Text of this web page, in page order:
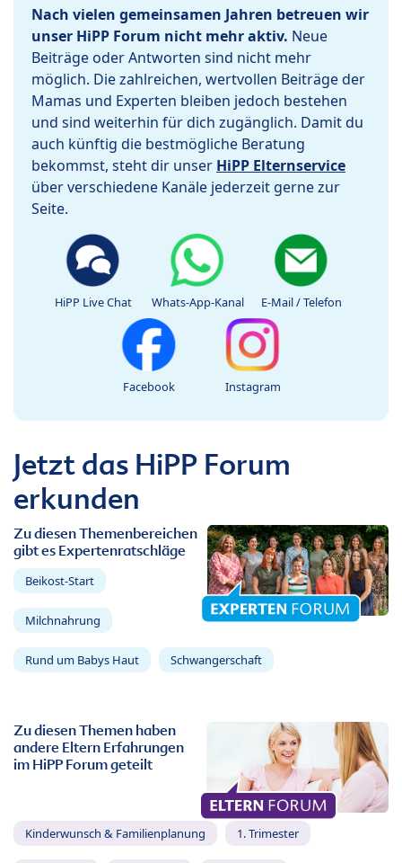
Nach vielen gemeinsamen Jahren betreuen wir
unser HiPP Forum nicht mehr aktiv. Neue
Beiträge oder Antworten sind nicht mehr
möglich. Die zahlreichen, wertvollen Beiträge der
Mamas und Experten bleiben jedoch bestehen
und sind weiterhin für dich zugänglich. Damit du
auch künftig die bestmögliche Beratung
bekommst, steht dir unser HiPP Elternservice
über verschiedene Kanäle jederzeit gerne zur
Seite.
HiPP Live Chat Whats-App-Kanal E-Mail / Telefon
Facebook Instagram
Jetzt das HiPP Forum
erkunden
Zu diesen Themenbereichen
gibt es Expertenratschläge
Beikost-Start
Milchnahrung
Rund um Babys Haut Schwangerschaft
Zu diesen Themen haben
andere Eltern Erfahrungen
im HiPP Forum geteilt
Kinderwunsch & Familienplanung 1. Trimester